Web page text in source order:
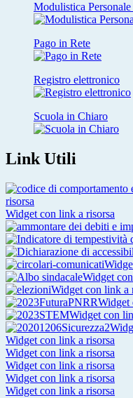
Modulistica
Pago in Rete
Registro elettronico
Scuola in Chiaro
Link Utili
risorsa
Widget con link a risorsa
Widget
Widget con link a
Widget
Widget con
Widget con link a risorsa
Widget con link a risorsa
Widget con link a risorsa
Widget con link a risorsa
Widget con link a risorsa